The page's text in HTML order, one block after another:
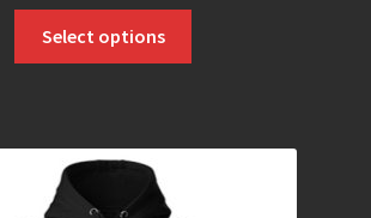
Select options